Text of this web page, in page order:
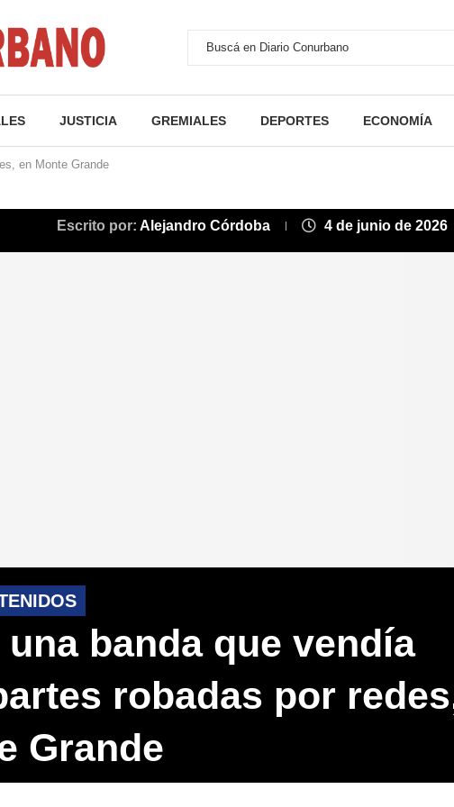
JUSTICIA GREMIALES DEPORTES ECONOMÍA
en Monte Grande
Escrito por: Alejandro Córdoba 4 de junio de 2026
una banda que vendía
robadas por
Grande